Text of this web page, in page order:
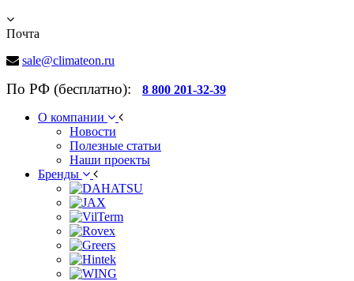
Почта
sale@climateon.ru
По РФ (бесплатно): 8 800 201-32-39
О компании
Новости
Полезные статьи
Наши проекты
Бренды